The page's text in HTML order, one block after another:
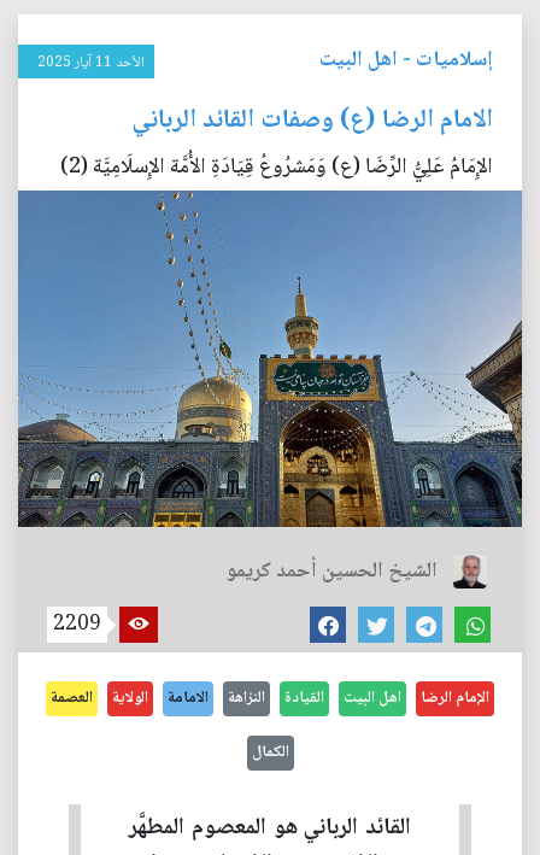
إسلاميات - اهل البيت الأحد 11 آيار 2025
الامام الرضا (ع) وصفات القائد الرباني
الإِمَامُ عَلِيُّ الرِّضَا (ع) وَمَشرُوعُ قِيَادَةِ الأُمَّة الإِسلَامِيَّة (2)
الشيخ الحسين أحمد كريمو
2209
الإمام الرضا اهل البيت القيادة النزاهة الامامة الولاية العصمة
الكمال
القائد الرباني هو المعصوم المطهَّر